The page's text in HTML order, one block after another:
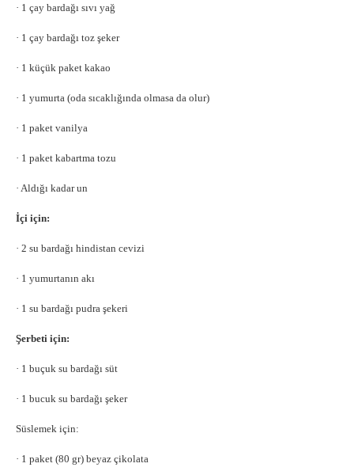
· 1 çay bardağı sıvı yağ
· 1 çay bardağı toz şeker
· 1 küçük paket kakao
· 1 yumurta (oda sıcaklığında olmasa da olur)
· 1 paket vanilya
· 1 paket kabartma tozu
· Aldığı kadar un
İçi için:
· 2 su bardağı hindistan cevizi
· 1 yumurtanın akı
· 1 su bardağı pudra şekeri
Şerbeti için:
· 1 buçuk su bardağı süt
· 1 bucuk su bardağı şeker
Süslemek için:
· 1 paket (80 gr) beyaz çikolata